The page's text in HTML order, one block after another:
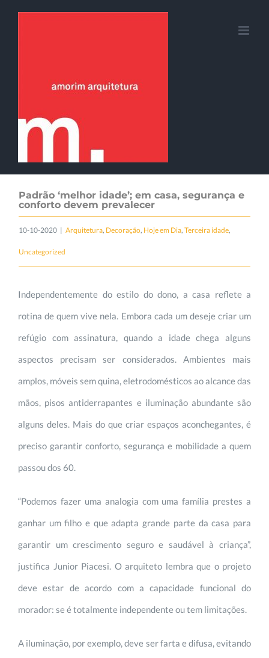
Padrão ‘melhor idade’; em casa, segurança e
conforto devem prevalecer
10-10-2020 | Arquitetura, Decoração, Hoje em Dia,Terceira idade,
Uncategorized
Independentemente do estilo do dono, a casa reflete a
rotina de quem vive nela. Embora cada um deseje criar um
refúgio com assinatura, quando a idade chega alguns
aspectos precisam ser considerados. Ambientes mais
amplos, móveis sem quina, eletrodomésticos ao alcance das
mãos, pisos antiderrapantes e iluminação abundante são
alguns deles. Mais do que criar espaços aconchegantes, é
preciso garantir conforto, segurança e mobilidade a quem
passou dos 60.
“Podemos fazer uma analogia com uma família prestes a
ganhar um filho e que adapta grande parte da casa para
garantir um crescimento seguro e saudável à criança”,
justifica Junior Piacesi. O arquiteto lembra que o projeto
deve estar de acordo com a capacidade funcional do
morador: se é totalmente independente ou tem limitações.
A iluminação, por exemplo, deve ser farta e difusa, evitando